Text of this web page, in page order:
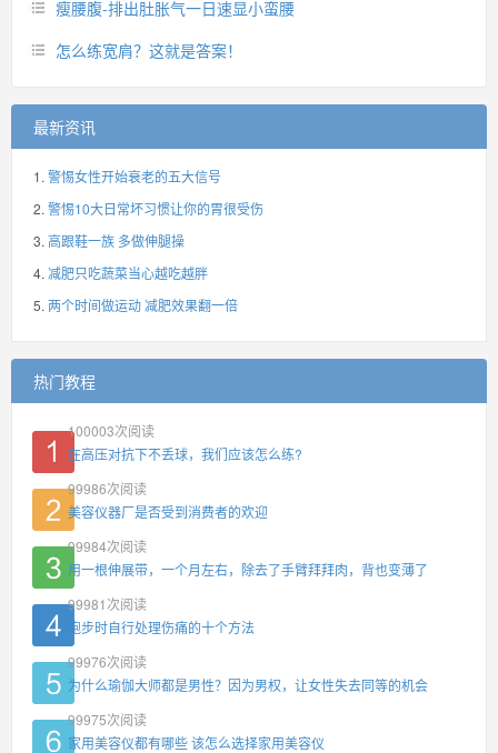
瘦腰腹-排出肚胀气一日速显小蛮腰
怎么练宽肩？这就是答案！
最新资讯
警惕女性开始衰老的五大信号
警惕10大日常坏习惯让你的胃很受伤
高跟鞋一族 多做伸腿操
减肥只吃蔬菜当心越吃越胖
两个时间做运动 减肥效果翻一倍
热门教程
100003次阅读
在高压对抗下不丢球，我们应该怎么练?
99986次阅读
美容仪器厂是否受到消费者的欢迎
99984次阅读
用一根伸展带，一个月左右，除去了手臂拜拜肉，背也变薄了
99981 次阅读
跑步时自行处理伤痛的十个方法
99976次阅读
为什么瑜伽大师都是男性？因为男权，让女性失去同等的机会
99975次阅读
家用美容仪都有哪些 该怎么选择家用美容仪